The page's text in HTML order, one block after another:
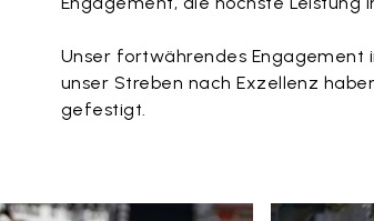
Unser fortwährendes Engagement
unser Streben nach Exzellenz
gefestigt.